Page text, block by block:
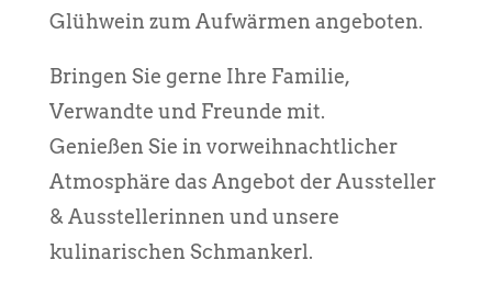
Glühwein zum Aufwärmen angeboten.
Bringen Sie gerne Ihre Familie,
Verwandte und Freunde mit.
Genießen Sie in vorweihnachtlicher
Atmosphäre das Angebot der Aussteller
& Ausstellerinnen und unsere
kulinarischen Schmankerl.